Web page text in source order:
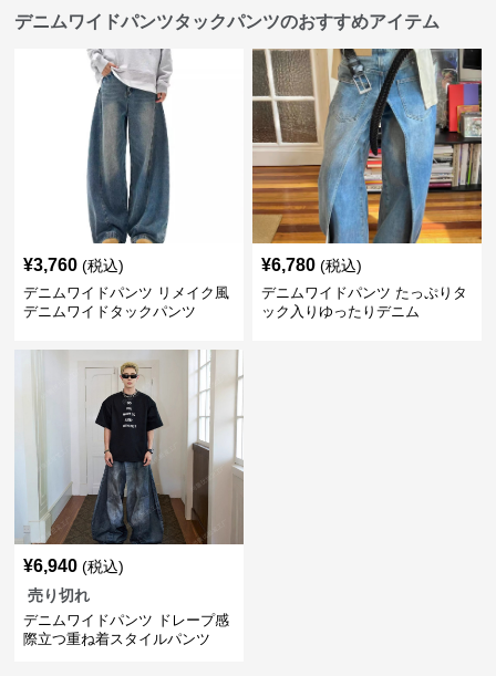
デニムワイドパンツタックパンツのおすすめアイテム
¥3,760 (税込)
デニムワイドパンツ リメイク風
デニムワイドタックパンツ
¥6,780 (税込)
デニムワイドパンツ たっぷりタ
ック入りゆったりデニム
¥6,940 (税込)
売り切れ
デニムワイドパンツ ドレープ感
際立つ重ね着スタイルパンツ